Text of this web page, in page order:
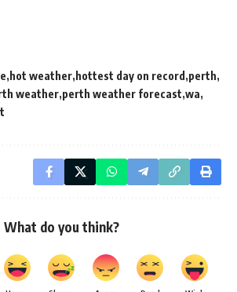
hot weather hottest day on record perth
weather perth weather forecast wa
What do you think?